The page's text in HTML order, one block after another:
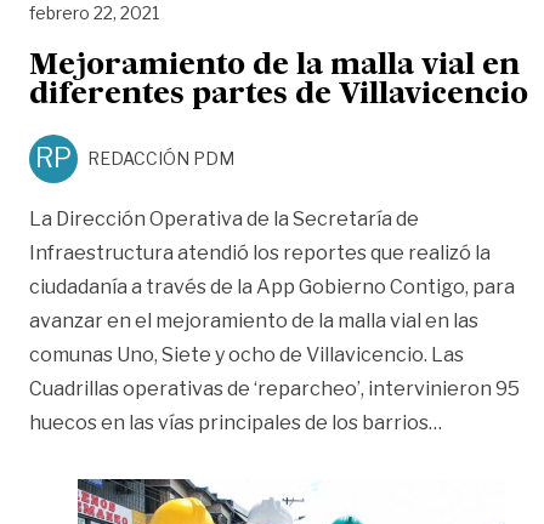
febrero 22, 2021
Mejoramiento de la malla vial en
diferentes partes de Villavicencio
RP REDACCIÓN PDM
La Dirección Operativa de la Secretaría de
Infraestructura atendió los reportes que realizó la
ciudadanía a través de la App Gobierno Contigo, para
avanzar en el mejoramiento de la malla vial en las
comunas Uno, Siete y ocho de Villavicencio. Las
Cuadrillas operativas de ‘reparcheo’, intervinieron 95
huecos en las vías principales de los barrios…